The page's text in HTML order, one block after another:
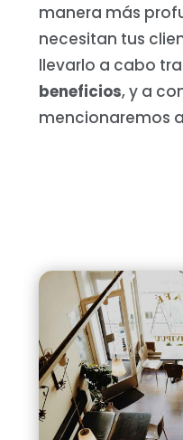
manera más
necesitan tus
llevarlo a cabo
beneficios, y a
mencionaremos